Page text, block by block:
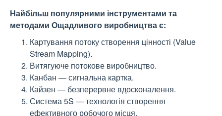
Найбільш популярними інструментами та
методами Ощадливого виробництва є:
Картування потоку створення цінності (Value
Stream Mapping).
Витягуюче потокове виробництво.
Канбан — сигнальна картка.
Кайзен — безперервне вдосконалення.
Система 5S — технологія створення
ефективного робочого місця.